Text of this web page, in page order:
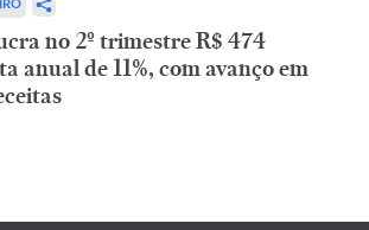
no 2º trimestre R$ 474
anual de 11%, com avanço em